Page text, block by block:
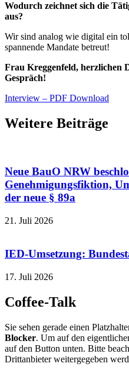
Wodurch zeichnet sich die
aus?
Wir sind analog wie digital ein
spannende Mandate betreut!
Frau Kreggenfeld, herzlichen
Gespräch!
Interview – PDF Download
Weitere Beiträge
Neue BauO NRW
Genehmigungsfiktion,
der neue § 89a
21. Juli 2026
IED-Umsetzung:
17. Juli 2026
Coffee-Talk
Sie sehen gerade einen
Blocker. Um auf den
auf den Button unten. Bitte
Drittanbieter weitergegeben